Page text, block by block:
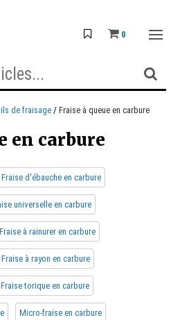
0
de fraisage Fraise à queue en carbure
en carbure
Fraise d'ébauche en carbure
universelle en carbure
Fraise à rainurer en carbure
Fraise à rayon en carbure
Fraise torique en carbure
Micro-fraise en carbure